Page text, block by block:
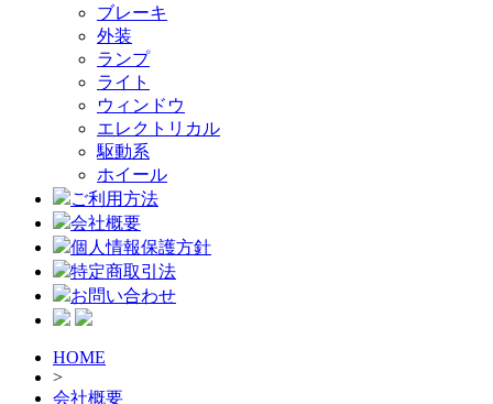
ブレーキ
外装
ランプ
ライト
ウィンドウ
エレクトリカル
駆動系
ホイール
ご利用方法
会社概要
個人情報保護方針
特定商取引法
お問い合わせ
HOME
>
会社概要